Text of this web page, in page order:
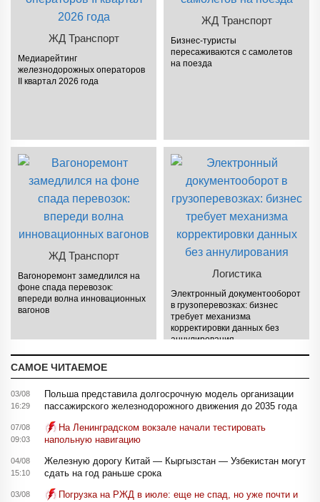
ЖД Транспорт
Медиарейтинг
железнодорожных операторов
II квартал 2026 года
ЖД Транспорт
Бизнес-туристы
пересаживаются с самолетов
на поезда
ЖД Транспорт
Вагоноремонт замедлился на
фоне спада перевозок:
впереди волна инновационных
вагонов
Логистика
Электронный документооборот
в грузоперевозках: бизнес
требует механизма
корректировки данных без
аннулирования
САМОЕ ЧИТАЕМОЕ
03/08
16:29
Польша представила долгосрочную модель организации
пассажирского железнодорожного движения до 2035 года
07/08
09:03
На Ленинградском вокзале начали тестировать
напольную навигацию
04/08
15:10
Железную дорогу Китай — Кыргызстан — Узбекистан могут
сдать на год раньше срока
03/08
Погрузка на РЖД в июле: еще не спад, но уже почти и